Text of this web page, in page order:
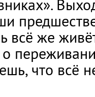
всё же
что всё